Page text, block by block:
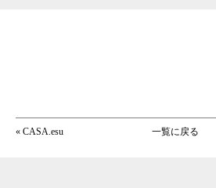
« CASA.esu 一覧に戻る